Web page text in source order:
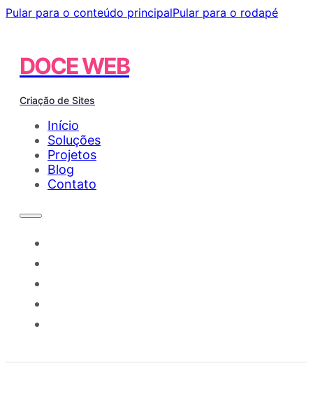
Pular para o conteúdo principalPular para o rodapé
DOCE WEB
Criação de Sites
Início
Soluções
Projetos
Blog
Contato